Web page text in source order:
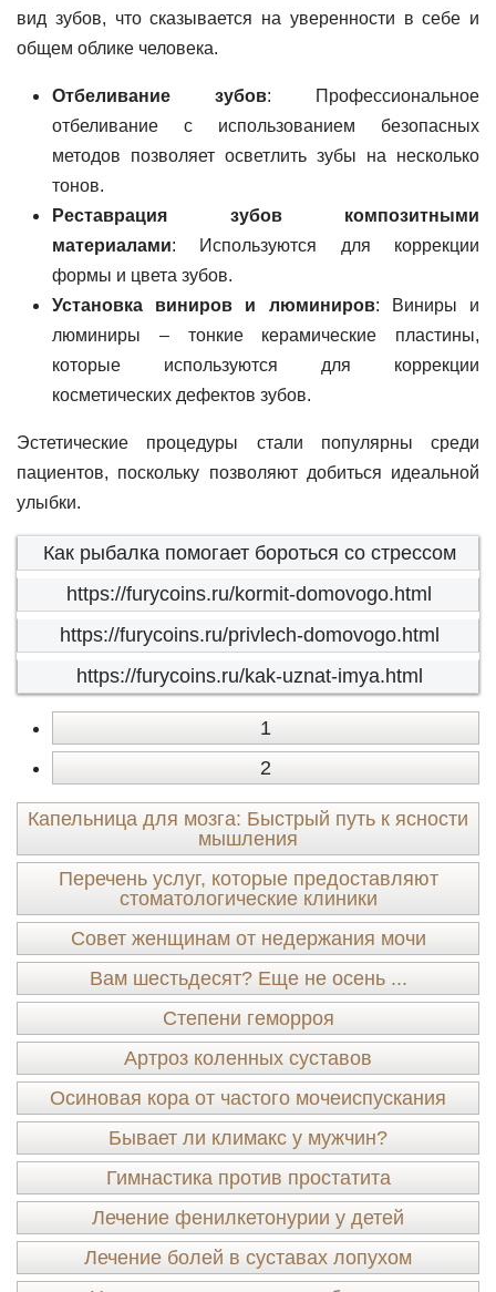
вид зубов, что сказывается на уверенности в себе и
общем облике человека.
Отбеливание зубов: Профессиональное
отбеливание с использованием безопасных
методов позволяет осветлить зубы на несколько
тонов.
Реставрация зубов композитными
материалами: Используются для коррекции
формы и цвета зубов.
Установка виниров и люминиров: Виниры и
люминиры – тонкие керамические пластины,
которые используются для коррекции
косметических дефектов зубов.
Эстетические процедуры стали популярны среди
пациентов, поскольку позволяют добиться идеальной
улыбки.
Как рыбалка помогает бороться со стрессом
https://furycoins.ru/kormit-domovogo.html
https://furycoins.ru/privlech-domovogo.html
https://furycoins.ru/kak-uznat-imya.html
1
2
Капельница для мозга: Быстрый путь к ясности
мышления
Перечень услуг, которые предоставляют
стоматологические клиники
Совет женщинам от недержания мочи
Вам шестьдесят? Еще не осень ...
Степени геморроя
Артроз коленных суставов
Осиновая кора от частого мочеиспускания
Бывает ли климакс у мужчин?
Гимнастика против простатита
Лечение фенилкетонурии у детей
Лечение болей в суставах лопухом